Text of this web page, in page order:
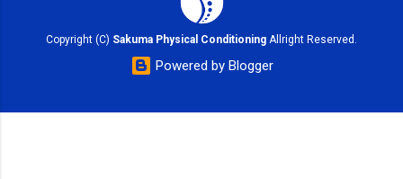
Copyright (C) Sakuma Physical Conditioning Allright Reserved.
Powered by Blogger